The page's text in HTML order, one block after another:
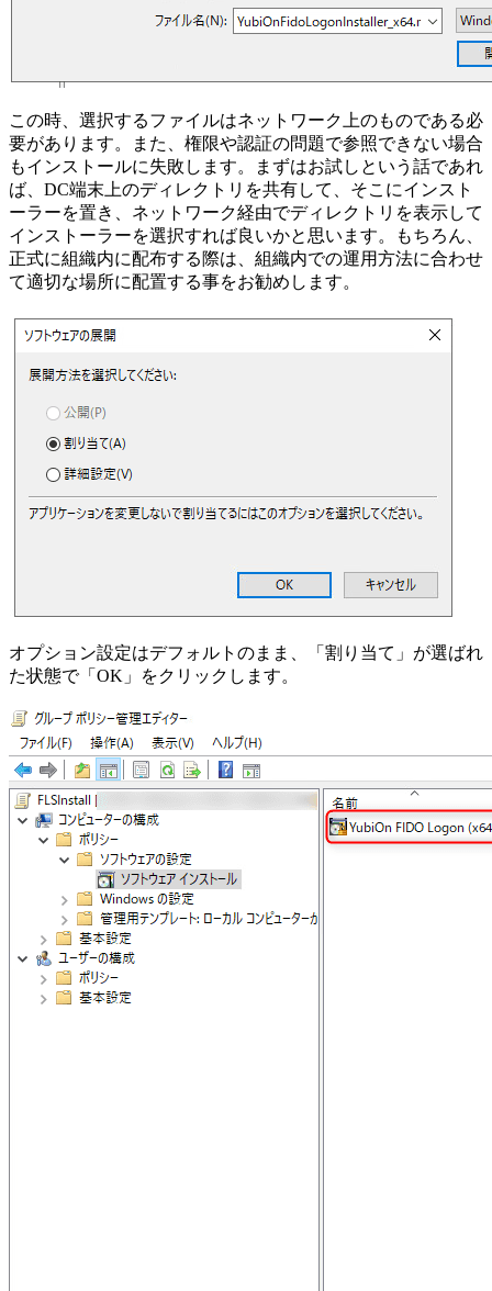
この時、選択するファイルはネットワーク上のものである必
要があります。また、権限や認証の問題で参照できない場合
もインストールに失敗します。まずはお試しという話であれ
ば、DC端末上のディレクトリを共有して、そこにインスト
ーラーを置き、ネットワーク経由でディレクトリを表示して
インストーラーを選択すれば良いかと思います。もちろん、
正式に組織内に配布する際は、組織内での運用方法に合わせ
て適切な場所に配置する事をお勧めします。
オプション設定はデフォルトのまま、「割り当て」が選ばれ
た状態で「OK」をクリックします。